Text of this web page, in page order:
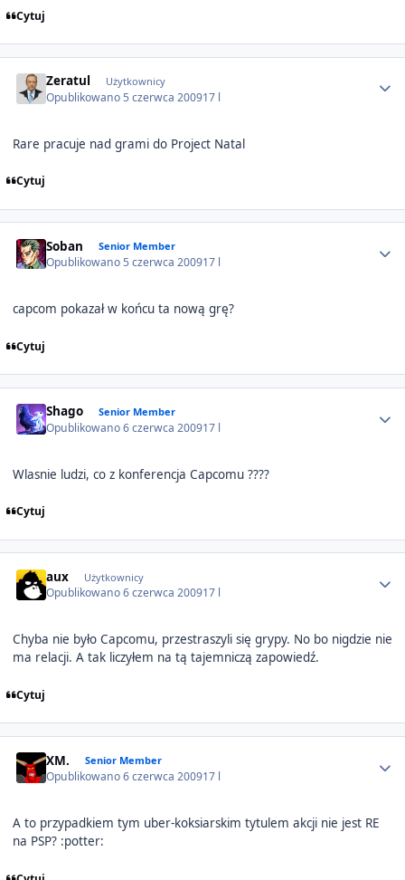
Cytuj
Zeratul Użytkownicy
Opublikowano 5 czerwca 200917 l
Rare pracuje nad grami do Project Natal
Cytuj
Soban Senior Member
Opublikowano 5 czerwca 200917 l
capcom pokazał w końcu ta nową grę?
Cytuj
Shago Senior Member
Opublikowano6 czerwca 200917 l
Wlasnie ludzi, co z konferencja Capcomu ????
Cytuj
aux Użytkownicy
Opublikowano6 czerwca 200917 l
Chyba nie było Capcomu, przestraszyli się grypy. No bo nigdzie nie
ma relacji. A tak liczyłem na tą tajemniczą zapowiedź.
Cytuj
XM. Senior Member
Opublikowano6 czerwca 200917 l
A to przypadkiem tym uber-koksiarskim tytulem akcji nie jest RE
na PSP? :potter: